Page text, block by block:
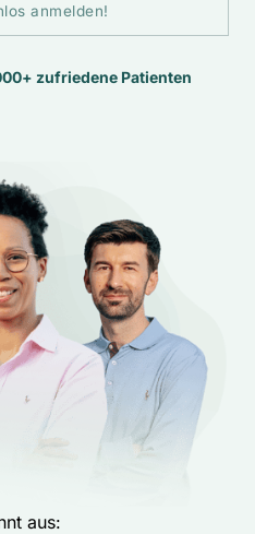
anmelden!
zufriedene Patienten
aus: